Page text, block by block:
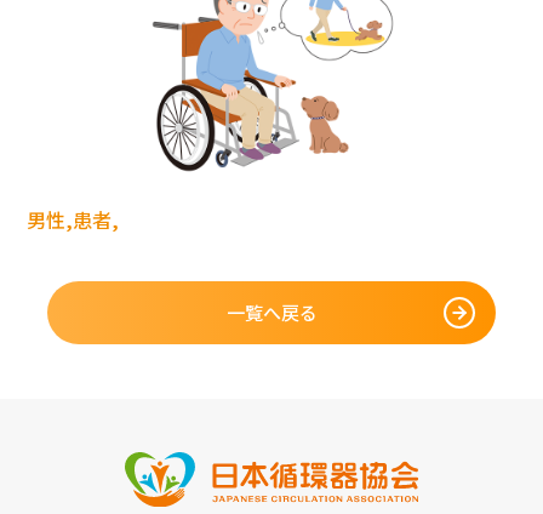
男性,患者,
一覧へ戻る